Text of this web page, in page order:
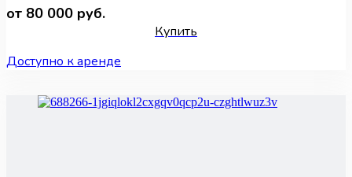
от 80 000 руб.
Купить
Доступно к аренде